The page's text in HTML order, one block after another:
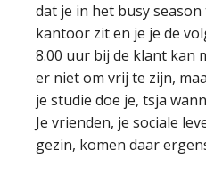
dat je in het busy
kantoor zit en je je de
8.00 uur bij de klant kan
er niet om vrij te zijn,
je studie doe je, tsja
Je vrienden, je sociale
gezin, komen daar